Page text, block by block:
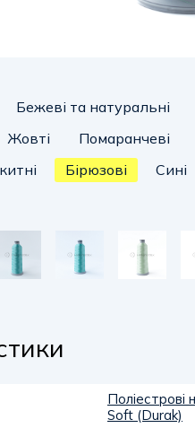
Бежеві та натуральні
Жовті Помаранчеві
Бірюзові Сині
Поліестрові
Soft (Durak)